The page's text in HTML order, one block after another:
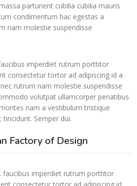
parturient cubilia cubilia mauris
condimentum hac egestas a
nam molestie suspendisse
imperdiet rutrum porttitor
consectetur tortor ad adipiscing id a
rutrum nam molestie suspendisse
volutpat ullamcorper penatibus
nam a vestibulum tristique
Semper dui.
Factory of Design
faucibus imperdiet rutrum porttitor